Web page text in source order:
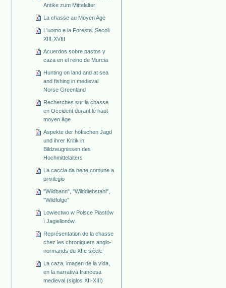
Antike zum Mittelalter
La chasse au Moyen Age
L'uomo e la Foresta. Secoli
XIII-XVIII
Acuerdos sobre pastos y
caza en el reino de Murcia
Hunting on land and at sea
and fishing in medieval
Norse Greenland
Recherches sur la chasse
en Occident durant le haut
moyen âge
Aspekte der höfischen Jagd
und ihrer Kritik in
Bildzeugnissen des
Hochmittelalters
La caccia da bene comune a
privilegio
"Wildbann", "Wilddiebstahl",
"Wildfolge"
Lowiectwo w Polsce Piastów
ì Jagiellonów
Représentation de la chasse
chez les chroniquers anglo-
normands du XIIe siècle
La caza, imagen de la vida,
en la narrativa francesa
medieval (siglos XII-XIII)